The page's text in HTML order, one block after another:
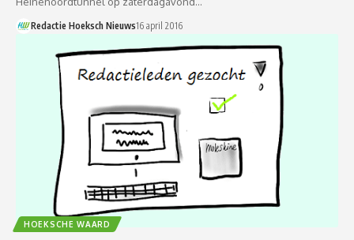
Redactie Hoeksch Nieuws16 april 2016
HOEKSCHE WAARD